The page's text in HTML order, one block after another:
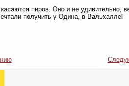
пиров. Оно и не удивительно,
получить у Одина, в Вальхалле!